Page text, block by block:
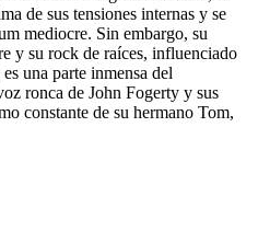
de sus tensiones internas y se
mediocre. Sin embargo, su
y su rock de raíces, influenciado
una parte inmensa del
ronca de John Fogerty y sus
constante de su hermano Tom,